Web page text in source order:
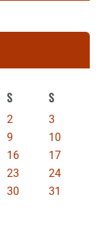
S S
2
3
9
10
16
17
23
24
30
31